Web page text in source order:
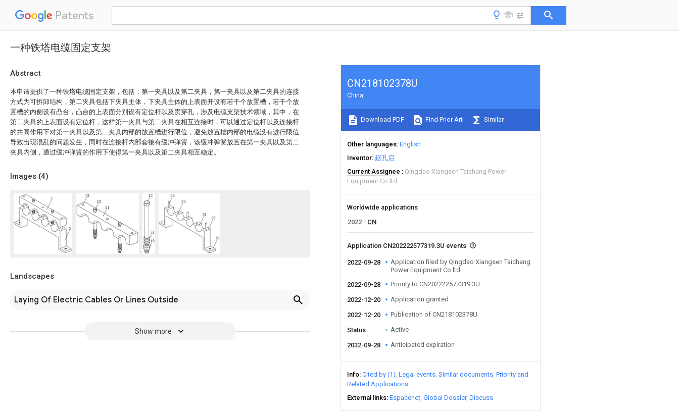
Patents
一种铁塔电缆固定支架
Abstract
本申请提供了一种铁塔电缆固定支架，包括：第一夹具以及第二夹具，第一夹具以及第二夹具的连接
方式为可拆卸结构，第二夹具包括下夹具主体，下夹具主体的上表面开设有若干个放置槽，若干个放
置槽的内侧设有凸台，凸台的上表面分别设有定位杆以及贯穿孔，涉及电缆支架技术领域，其中，在
第二夹具的上表面设有定位杆，这样第一夹具与第二夹具在相互连接时，可以通过定位杆以及连接杆
的共同作用下对第一夹具以及第二夹具内部的放置槽进行限位，避免放置槽内部的电缆没有进行限位
导致出现混乱的问题发生，同时在连接杆内部套接有缓冲弹簧，该缓冲弹簧放置在第一夹具以及第二
夹具内侧，通过缓冲弹簧的作用下使得第一夹具以及第二夹具相互稳定。
Images (4)
Landscapes
Laying Of Electric Cables Or Lines Outside
Show more
CN218102378U
China
Download PDF Find Prior Art Similar
Other languages English
Inventor 赵孔启
Current Assignee
Qingdao Xiangsen Taichang Power
Equipment Co ltd
Worldwide applications
2022
CN
Application CN202222577319.3U events
2022-09-28
Application filed by Qingdao Xiangsen Taichang
Power Equipment Co ltd
2022-09-28
Priority to CN202222577319.3U
2022-12-20 Application granted
2022-12-20 Publication of CN218102378U
Status Active
2032-09-28 Anticipated expiration
Info Cited by (1) Legal events Similar documents Priority and
Related Applications
External links Espacenet Global Dossier Discuss